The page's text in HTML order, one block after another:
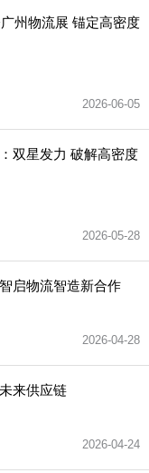
州物流展 锚定高密度
2026-06-05
双星发力 破解高密度
2026-05-28
启物流智造新合作
2026-04-28
来供应链
2026-04-24